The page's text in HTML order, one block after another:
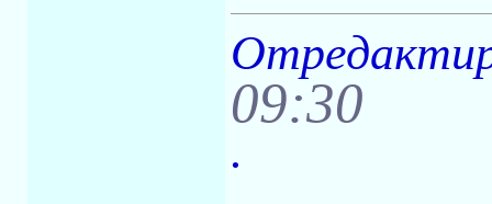
09:30
.